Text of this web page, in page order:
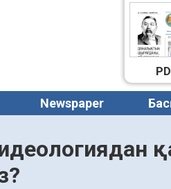
Newspaper